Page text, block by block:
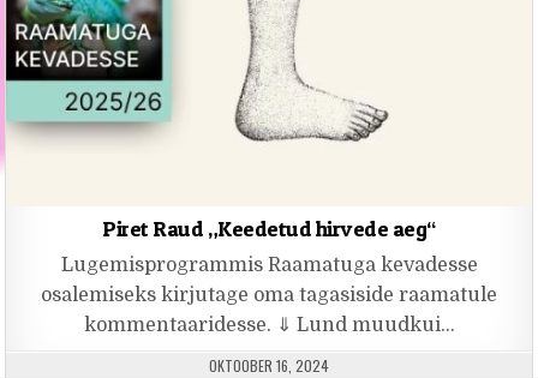
Piret Raud „Keedetud hirvede aeg“
Lugemisprogrammis Raamatuga kevadesse
osalemiseks kirjutage oma tagasiside raamatule
kommentaaridesse. ⇓ Lund muudkui…
PUBLISHED DATE:
OKTOOBER 16, 2024